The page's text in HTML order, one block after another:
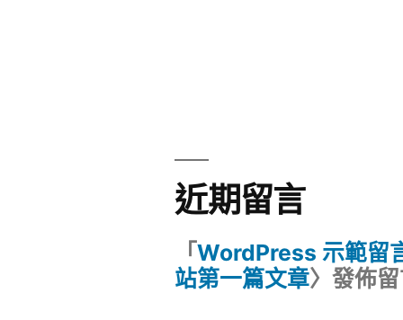
近期留言
「WordPress 示範留
站第一篇文章〉發佈